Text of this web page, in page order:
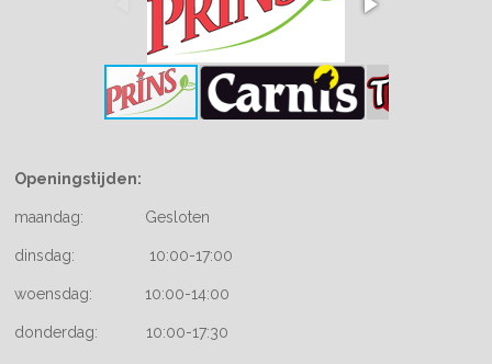
Openingstijden:
maandag: Gesloten
dinsdag: 10:00-17:00
woensdag: 10:00-14:00
donderdag: 10:00-17:30